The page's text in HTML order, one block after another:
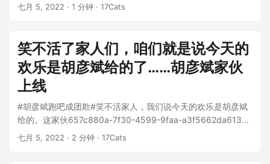
鸭哪个地方的菜系呀 好吃 下饭好吃 简...
七月 5, 2022 · 1 分钟 · 17Cats
笑不活了家人们，咱们就是说今天的
欢乐是胡彦斌给的了……胡彦斌家伙
上线
#胡彦斌跑吧成团欺#笑不活家人，我们说今天的欢乐是胡彦斌
给的。这家伙657c880a-7f30-4599-9faa-a3f5662da613...
七月 5, 2022 · 2 分钟 · 17Cats